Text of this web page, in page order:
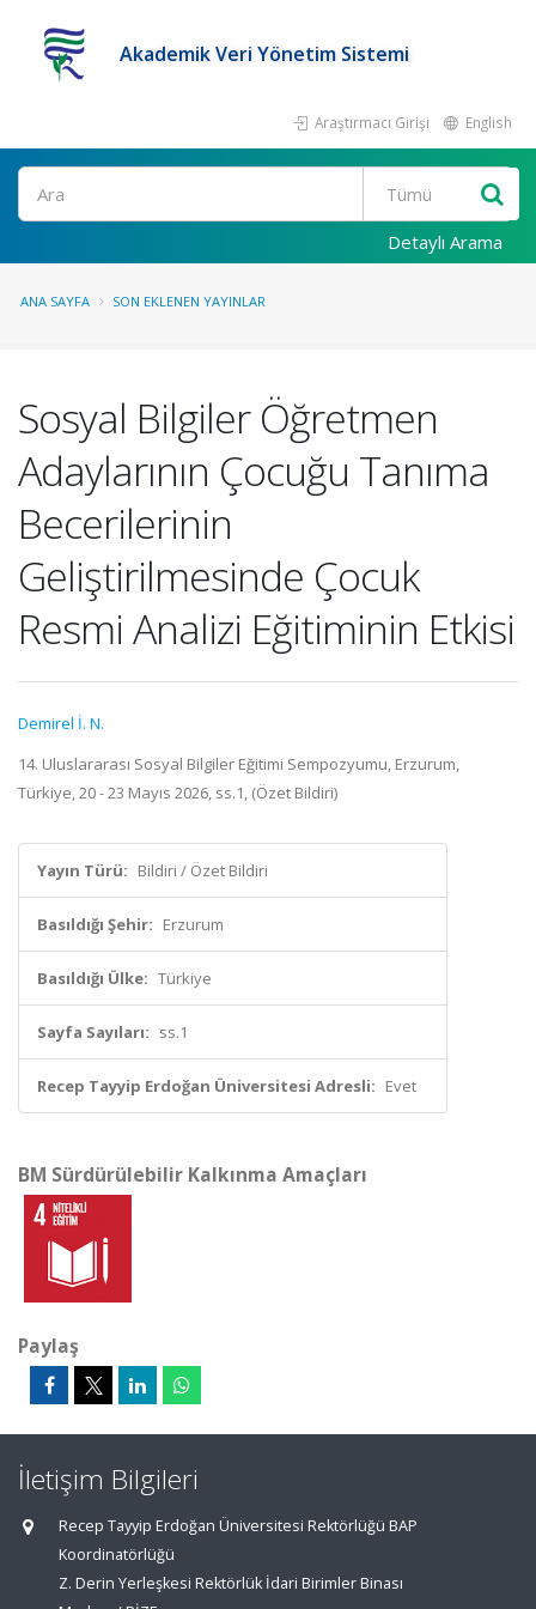
Akademik Veri Yönetim Sistemi
Araştırmacı Girişi English
Ara
Detaylı Arama
ANA SAYFA SON EKLENEN YAYINLAR
Sosyal Bilgiler Öğretmen
Adaylarının Çocuğu Tanıma
Becerilerinin
Geliştirilmesinde Çocuk
Resmi Analizi Eğitiminin Etkisi
Demirel İ. N.
14. Uluslararası Sosyal Bilgiler Eğitimi Sempozyumu, Erzurum,
Türkiye, 20 - 23 Mayıs 2026, ss.1, (Özet Bildiri)
Yayın Türü: Bildiri / Özet Bildiri
Basıldığı Şehir: Erzurum
Basıldığı Ülke: Türkiye
Sayfa Sayıları: ss.1
Recep Tayyip Erdoğan Üniversitesi Adresli: Evet
BM Sürdürülebilir Kalkınma Amaçları
Paylaş
İletişim Bilgileri
Recep Tayyip Erdoğan Üniversitesi Rektörlüğü BAP
Koordinatörlüğü
Z. Derin Yerleşkesi Rektörlük İdari Birimler Binası